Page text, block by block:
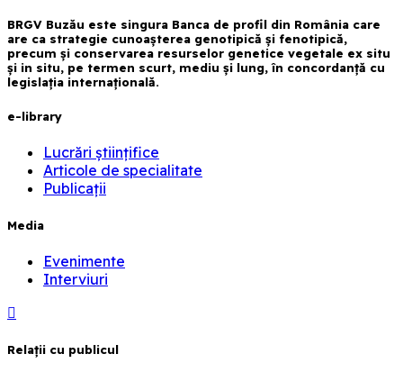
BRGV Buzău este singura Banca de profil din România care
are ca strategie cunoașterea genotipică și fenotipică,
precum și conservarea resurselor genetice vegetale ex situ
și in situ, pe termen scurt, mediu și lung, în concordanță cu
legislația internațională.
e-library
Lucrări științifice
Articole de specialitate
Publicații
Media
Evenimente
Interviuri
Relaţii cu publicul